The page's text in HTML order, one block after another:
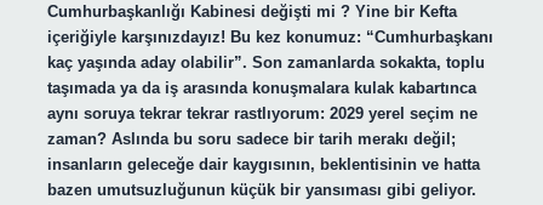
Cumhurbaşkanlığı Kabinesi değişti mi ? Yine bir Kefta
içeriğiyle karşınızdayız! Bu kez konumuz: “Cumhurbaşkanı
kaç yaşında aday olabilir”. Son zamanlarda sokakta, toplu
taşımada ya da iş arasında konuşmalara kulak kabartınca
aynı soruya tekrar tekrar rastlıyorum: 2029 yerel seçim ne
zaman? Aslında bu soru sadece bir tarih merakı değil;
insanların geleceğe dair kaygısının, beklentisinin ve hatta
bazen umutsuzluğunun küçük bir yansıması gibi geliyor.